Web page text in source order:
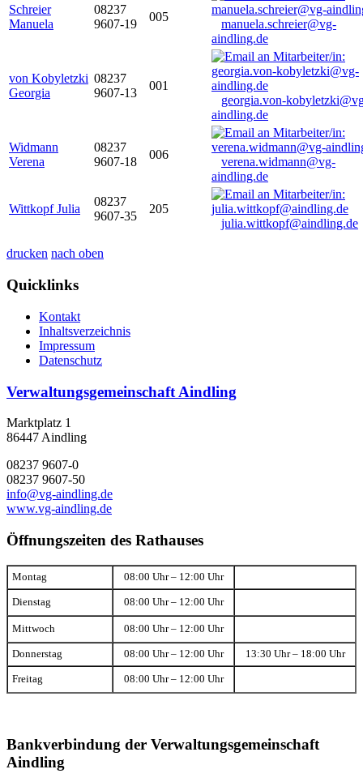
Schreier
Manuela
08237
9607-19
005
manuela.schreier@vg-
aindling.de
von Kobyletzki
Georgia
08237
9607-13
001
georgia.von-
aindling.de
Widmann
Verena
08237
9607-18
006
verena.widmann@vg-
aindling.de
Wittkopf Julia
08237
9607-35
205
julia.wittkopf@aindling.de
drucken nach oben
Quicklinks
Kontakt
Inhaltsverzeichnis
Impressum
Datenschutz
Verwaltungsgemeinschaft Aindling
Marktplatz 1
86447 Aindling
08237 9607-0
08237 9607-50
info@vg-aindling.de
www.vg-aindling.de
Öffnungszeiten des Rathauses
Montag 08:00 Uhr – 12:00 Uhr
Dienstag 08:00 Uhr – 12:00 Uhr
Mittwoch 08:00 Uhr – 12:00 Uhr
Donnerstag 08:00 Uhr – 12:00 Uhr 13:30 Uhr – 18:00 Uhr
Freitag 08:00 Uhr – 12:00 Uhr
Bankverbindung der Verwaltungsgemeinschaft
Aindling